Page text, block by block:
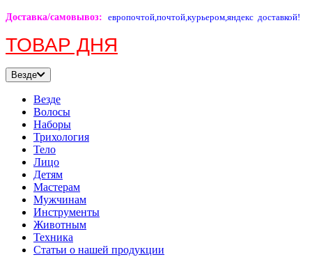
Доставка/самовывоз: европочтой,почтой,курьером,яндекс доставкой!
ТОВАР ДНЯ
Везде
Везде
Волосы
Наборы
Трихология
Тело
Лицо
Детям
Мастерам
Мужчинам
Инструменты
Животным
Техника
Статьи о нашей продукции